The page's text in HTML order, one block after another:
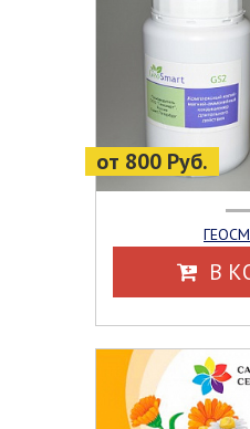
от 800 Руб.
В